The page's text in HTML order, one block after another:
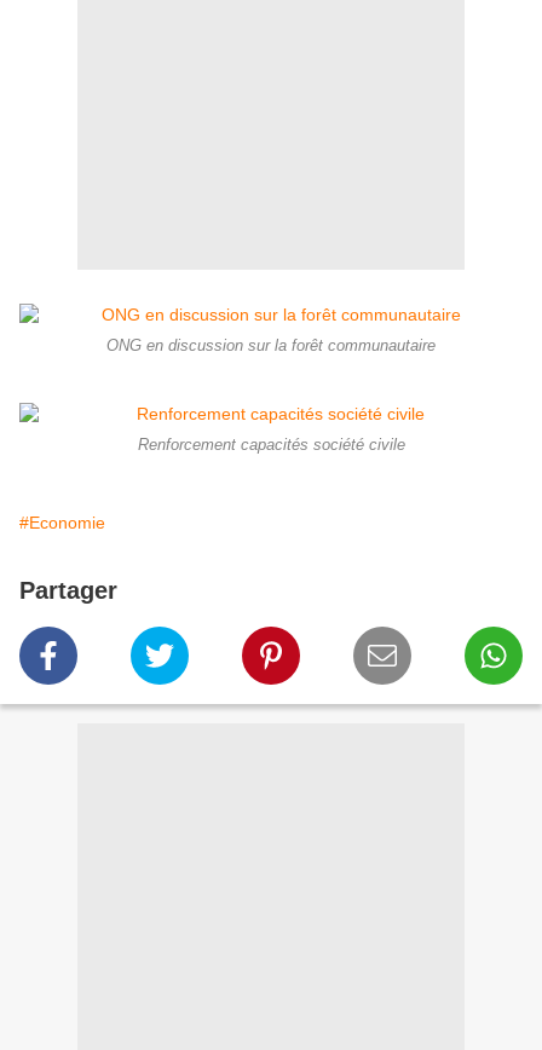
ONG en discussion sur la forêt communautaire
Renforcement capacités société civile
#Economie
Partager